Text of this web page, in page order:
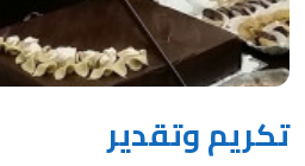
تكريم وتقدير